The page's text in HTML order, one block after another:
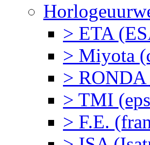
> ETA
> Miyota
>
> TMI
> F.E.